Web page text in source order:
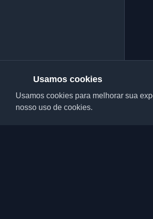
Usamos cookies
Usamos cookies para melhorar sua
nosso uso de cookies.